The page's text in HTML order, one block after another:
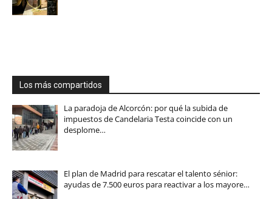
Los más compartidos
La paradoja de Alcorcón: por qué la subida de
impuestos de Candelaria Testa coincide con un
desplome…
El plan de Madrid para rescatar el talento sénior:
ayudas de 7.500 euros para reactivar a los mayore…